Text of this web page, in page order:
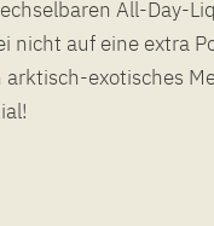
All-Day-
nicht auf eine extra
exotisches